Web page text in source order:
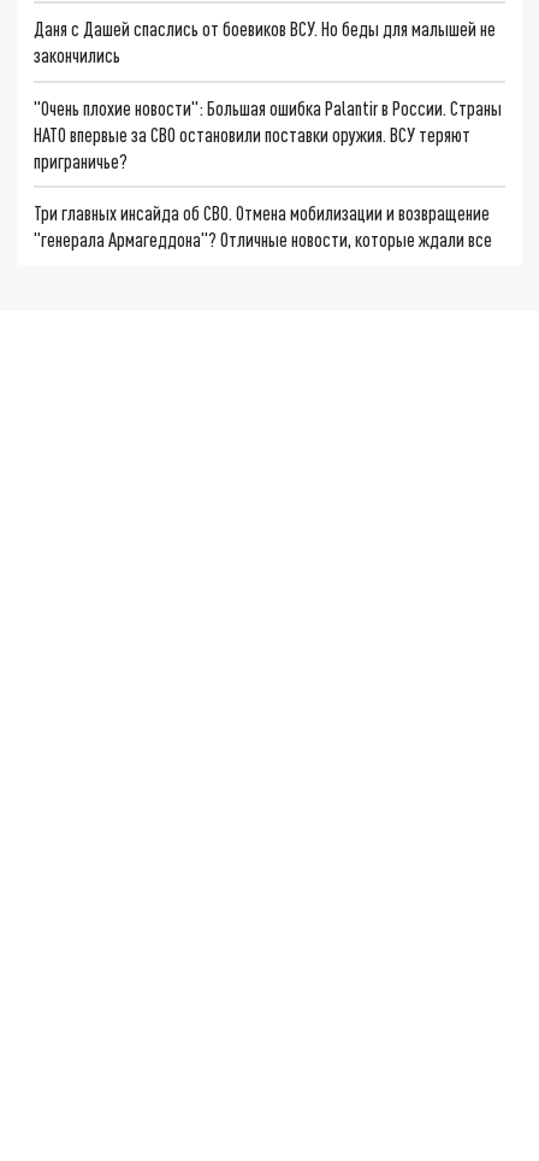
Даня с Дашей спаслись от боевиков ВСУ. Но беды для малышей не
закончились
"Очень плохие новости": Большая ошибка Palantir в России. Страны
НАТО впервые за СВО остановили поставки оружия. ВСУ теряют
приграничье?
Три главных инсайда об СВО. Отмена мобилизации и возвращение
"генерала Армагеддона"? Отличные новости, которые ждали все